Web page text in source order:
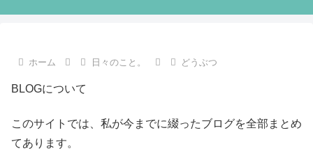
ホーム 日々のこと。 どうぶつ
BLOGについて
このサイトでは、私が今までに綴ったブログを全部まとめ
てあります。